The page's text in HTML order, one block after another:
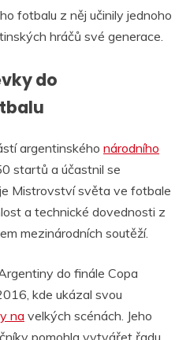
fotbalu z něj učinily jednoho
hráčů své generace.
do
argentinského národního
startů a účastnil se
Mistrovství světa ve fotbale
a technické dovednosti z
mezinárodních soutěží.
do finále Copa
kde ukázal svou
na velkých scénách. Jeho